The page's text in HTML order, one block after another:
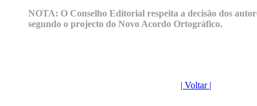
NOTA: O Conselho Editorial respeita a decisão dos
segundo o projecto do Novo Acordo Ortográfico.
| Voltar |